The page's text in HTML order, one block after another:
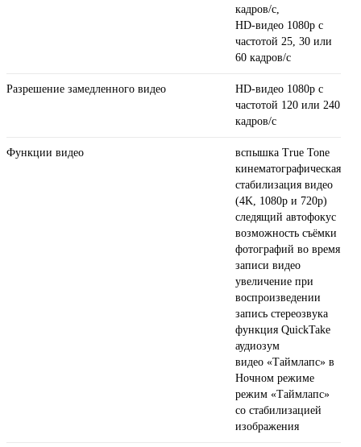
кадров/ с,
HD-видео 1080p с
частотой 25, 30 или
60 кадров/ с
Разрешение замедленного видео
HD-видео 1080р c
частотой 120 или 240
кадров/ с
Функции видео
вспышка True Tone
кинематографическая
стабилизация видео
(4K, 1080p и 720p)
следящий автофокус
возможность съёмки
фотографий во время
записи видео
увеличение при
воспроизведении
запись стереозвука
функция QuickTake
аудиозум
видео «Таймлапс» в
Ночном режиме
режим «Таймлапс»
со стабилизацией
изображения